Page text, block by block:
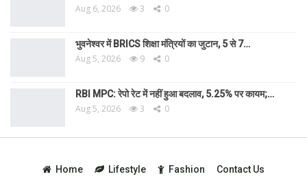
Aug 6, 2026 3 0
भुवनेश्वर में BRICS शिक्षा मंत्रियों का जुटान, 5 से 7…
Aug 5, 2026 9 0
RBI MPC: रेपो रेट में नहीं हुआ बदलाव, 5.25% पर कायम;…
Aug 5, 2026 3 0
Home Lifestyle Fashion Contact Us